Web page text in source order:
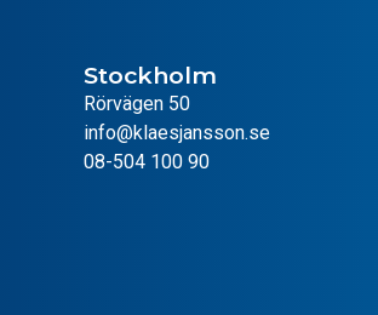
Stockholm
Rörvägen 50
info@klaesjansson.se
08-504 100 90